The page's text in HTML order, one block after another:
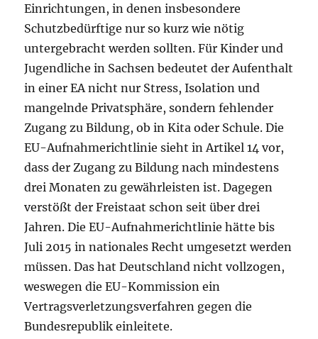
Einrichtungen, in denen insbesondere
Schutzbedürftige nur so kurz wie nötig
untergebracht werden sollten. Für Kinder und
Jugendliche in Sachsen bedeutet der Aufenthalt
in einer EA nicht nur Stress, Isolation und
mangelnde Privatsphäre, sondern fehlender
Zugang zu Bildung, ob in Kita oder Schule. Die
EU-Aufnahmerichtlinie sieht in Artikel 14 vor,
dass der Zugang zu Bildung nach mindestens
drei Monaten zu gewährleisten ist. Dagegen
verstößt der Freistaat schon seit über drei
Jahren. Die EU-Aufnahmerichtlinie hätte bis
Juli 2015 in nationales Recht umgesetzt werden
müssen. Das hat Deutschland nicht vollzogen,
weswegen die EU-Kommission ein
Vertragsverletzungsverfahren gegen die
Bundesrepublik einleitete.